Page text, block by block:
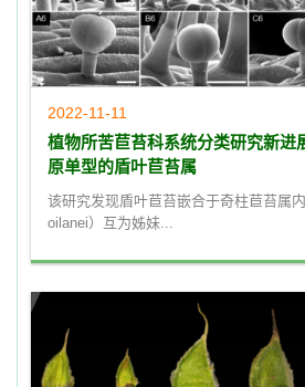
2022-11-11
植物所苦苣苔科系统分类研究新进
原单型的盾叶苣苔属
该研究发现盾叶苣苔嵌合于奇柱苣苔属
oilanei）互为姊妹...